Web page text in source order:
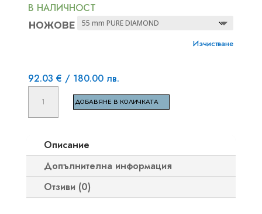
through
В НАЛИЧНОСТ
НОЖОВЕ
Изчистване
92.03€ / 180.00 лв.
количество
MIGNON
НОЖОВЕ
ДОБАВЯНЕ В КОЛИЧКАТА
Описание
Допълнителна информация
Отзиви (0)